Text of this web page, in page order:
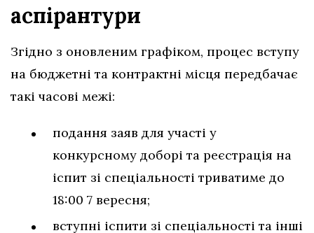
аспірантури
Згідно з оновленим графіком, процес вступу
на бюджетні та контрактні місця передбачає
такі часові межі:
подання заяв для участі у
конкурсному доборі та реєстрація на
іспит зі спеціальності триватиме до
18:00 7 вересня;
вступні іспити зі спеціальності та інші